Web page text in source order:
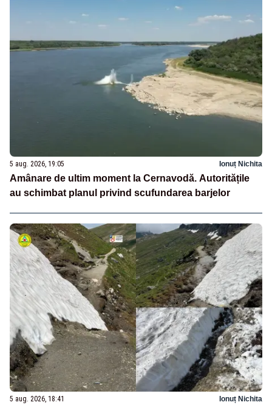
5 aug. 2026, 19:05 Ionuț Nichita
Amânare de ultim moment la Cernavodă. Autoritățile
au schimbat planul privind scufundarea barjelor
5 aug. 2026, 18:41 Ionuț Nichita